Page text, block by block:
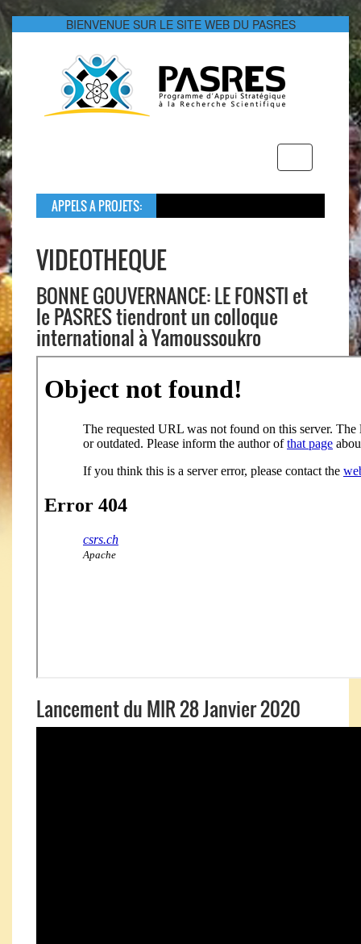
BIENVENUE SUR LE SITE WEB DU PASRES
navigation
APPELS A PROJETS:
Dans le cadre de
Le montant global
VIDEOTHEQUE
BONNE GOUVERNANCE: LE FONSTI et
le PASRES tiendront un colloque
international à Yamoussoukro
Lancement du MIR 28 Janvier 2020